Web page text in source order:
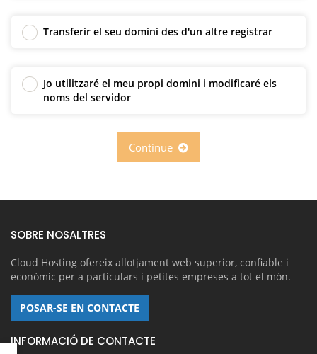
Transferir el seu domini des d'un altre registrar
Jo utilitzaré el meu propi domini i modificaré els
noms del servidor
SOBRE NOSALTRES
Cloud Hosting ofereix allotjament web superior, confiable i
econòmic per a particulars i petites empreses a tot el món.
POSAR-SE EN CONTACTE
INFORMACIÓ DE CONTACTE